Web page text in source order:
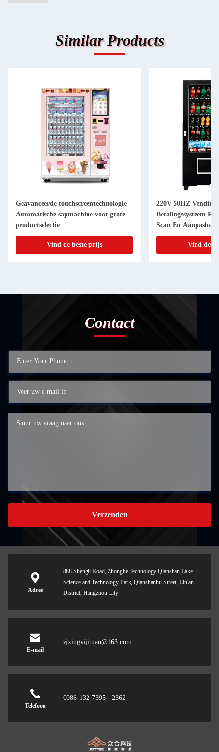
Similar Products
Geavanceerde touchscreentechnologie
Automatische sapmachine voor grote
productselectie
Vind de beste prijs
220V 50HZ
Betalingssysteem
Scan En
Sticker
Vind de
Contact
Verzenden
Adres
888 Shengli Road, Zhonghe Technology Qianshan Lake
Science and Technology Park, Qianshanhu Street, Lin'an
District, Hangzhou City
E-mail
zjxingyijituan@163.com
Telefoon
0086-132-7395 - 2362